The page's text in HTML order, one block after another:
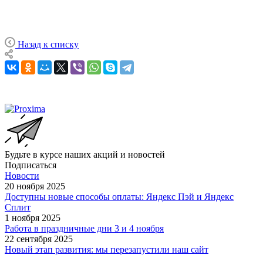
Назад к списку
Будьте в курсе наших акций и новостей
Подписаться
Новости
20 ноября 2025
Доступны новые способы оплаты: Яндекс Пэй и Яндекс
Сплит
1 ноября 2025
Работа в праздничные дни 3 и 4 ноября
22 сентября 2025
Новый этап развития: мы перезапустили наш сайт